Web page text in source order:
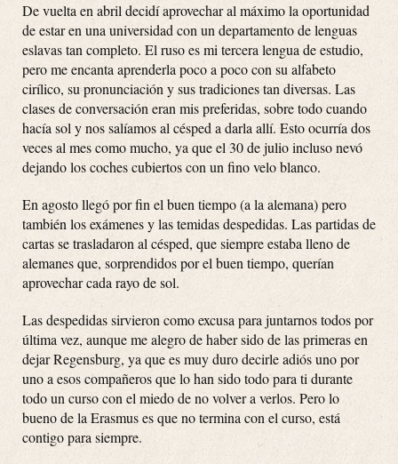
De vuelta en abril decidí aprovechar al máximo la oportunidad
de estar en una universidad con un departamento de lenguas
eslavas tan completo. El ruso es mi tercera lengua de estudio,
pero me encanta aprenderla poco a poco con su alfabeto
cirílico, su pronunciación y sus tradiciones tan diversas. Las
clases de conversación eran mis preferidas, sobre todo cuando
hacía sol y nos salíamos al césped a darla allí. Esto ocurría dos
veces al mes como mucho, ya que el 30 de julio incluso nevó
dejando los coches cubiertos con un fino velo blanco.
En agosto llegó por fin el buen tiempo (a la alemana) pero
también los exámenes y las temidas despedidas. Las partidas de
cartas se trasladaron al césped, que siempre estaba lleno de
alemanes que, sorprendidos por el buen tiempo, querían
aprovechar cada rayo de sol.
Las despedidas sirvieron como excusa para juntarnos todos por
última vez, aunque me alegro de haber sido de las primeras en
dejar Regensburg, ya que es muy duro decirle adiós uno por
uno a esos compañeros que lo han sido todo para ti durante
todo un curso con el miedo de no volver a verlos. Pero lo
bueno de la Erasmus es que no termina con el curso, está
contigo para siempre.